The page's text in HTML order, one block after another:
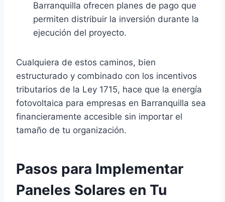
Barranquilla ofrecen planes de pago que
permiten distribuir la inversión durante la
ejecución del proyecto.
Cualquiera de estos caminos, bien
estructurado y combinado con los incentivos
tributarios de la Ley 1715, hace que la energía
fotovoltaica para empresas en Barranquilla sea
financieramente accesible sin importar el
tamaño de tu organización.
Pasos para Implementar
Paneles Solares en Tu